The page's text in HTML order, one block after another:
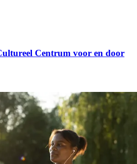
Centrum voor en door